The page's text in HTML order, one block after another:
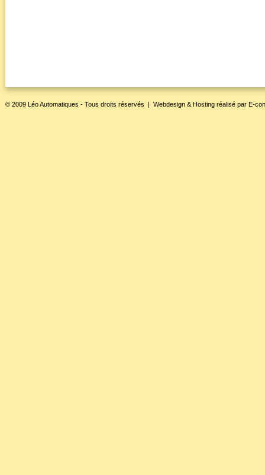
© 2009 Léo Automatiques - Tous droits réservés | Webdesign & Hosting réalisé par E-